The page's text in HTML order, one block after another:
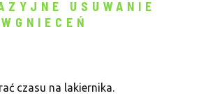
USUWANIE
WGNIECEŃ
czasu na lakiernika.